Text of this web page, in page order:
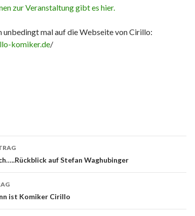
zur Veranstaltung gibt es hier.
unbedingt mal auf die Webseite von Cirillo:
komiker.de/
auf Stefan Waghubinger
ist Komiker Cirillo